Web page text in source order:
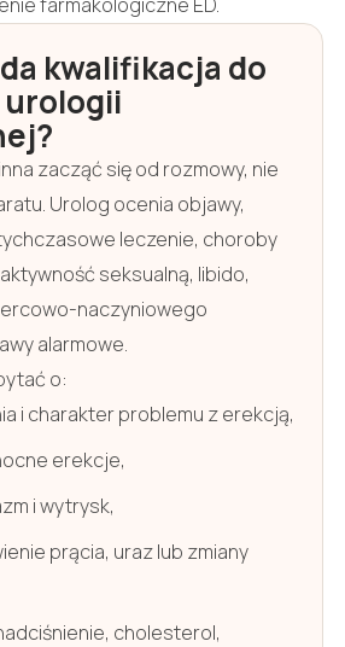
kwalifikacja do
zacząć się od rozmowy, nie
Urolog ocenia objawy,
leczenie, choroby
seksualną, libido,
naczyniowego
alarmowe.
o:
i charakter problemu z erekcją,
erekcje,
i wytrysk,
prącia, uraz lub zmiany
cholesterol,